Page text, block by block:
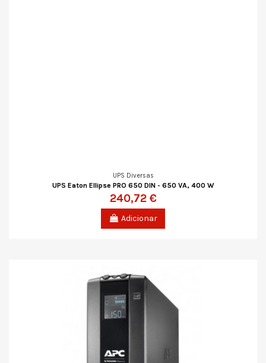
UPS Diversas
UPS Eaton Ellipse PRO 650 DIN - 650 VA, 400 W
240,72 €
Adicionar